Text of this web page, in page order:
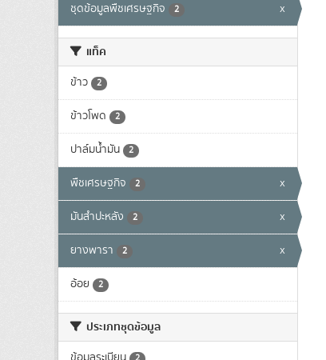
ชุดข้อมูลพืชเศรษฐกิจ 2 x
แท็ค
ข้าว 2
ข้าวโพด 2
ปาล์มน้ำมัน 2
พืชเศรษฐกิจ 2 x
มันสำปะหลัง 2 x
ยางพารา 2 x
อ้อย 2
ประเภทชุดข้อมูล